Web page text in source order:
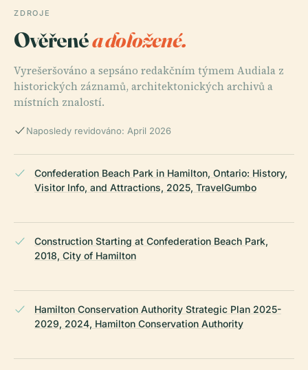
ZDROJE
Ověřenéa doložené.
Vyrešeršováno a sepsáno redakčním týmem Audiala z
historických záznamů, architektonických archivů a
místních znalostí.
Naposledy revidováno: April 2026
Confederation Beach Park in Hamilton, Ontario: History,
Visitor Info, and Attractions, 2025, TravelGumbo
Construction Starting at Confederation Beach Park,
2018, City of Hamilton
Hamilton Conservation Authority Strategic Plan 2025-
2029, 2024, Hamilton Conservation Authority